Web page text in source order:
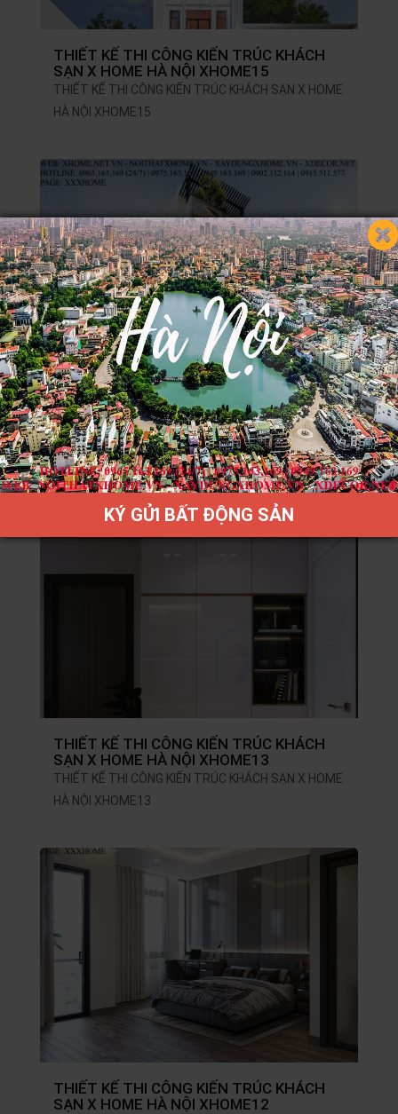
THIẾT KẾ THI CÔNG KIẾN TRÚC KHÁCH
SẠN X HOME HÀ NỘI XHOME15
THIẾT KẾ THI CÔNG KIẾN TRÚC KHÁCH SẠN X HOME
HÀ NỘI XHOME15
THIẾT KẾ THI CÔNG KIẾN TRÚC KHÁCH
SẠN X HOME HÀ NỘI XHOME14
THIẾT KẾ THI CÔNG KIẾN TRÚC KHÁCH SẠN X HOME
HÀ NỘI XHOME14
THIẾT KẾ THI CÔNG KIẾN TRÚC KHÁCH
SẠN X HOME HÀ NỘI XHOME13
THIẾT KẾ THI CÔNG KIẾN TRÚC KHÁCH SẠN X HOME
HÀ NỘI XHOME13
THIẾT KẾ THI CÔNG KIẾN TRÚC KHÁCH
SẠN X HOME HÀ NỘI XHOME12
KÝ GỬI BẤT ĐỘNG SẢN